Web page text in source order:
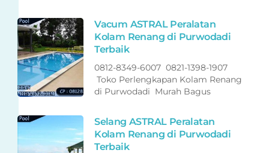
Vacum ASTRAL Peralatan
Kolam Renang di Purwodadi
Terbaik
0812-8349-6007 0821-1398-1907
Toko Perlengkapan Kolam Renang
di Purwodadi Murah Bagus
Selang ASTRAL Peralatan
Kolam Renang di Purwodadi
Terbaik